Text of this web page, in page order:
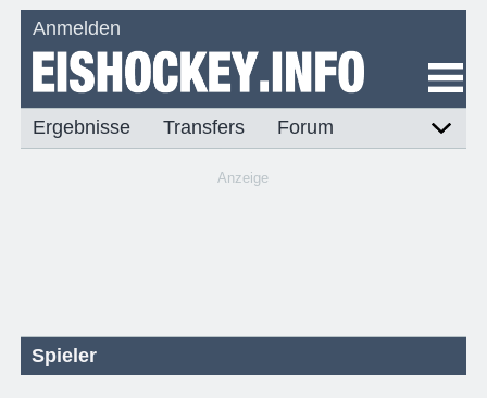
Anmelden
Ergebnisse Transfers Forum
Anzeige
Spieler